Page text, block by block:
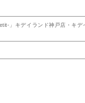
」キデイランド神戸店・キ